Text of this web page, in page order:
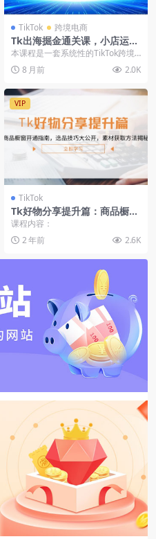
TikTok 跨境电商
Tk出海掘金通关课，小店运
营、直播带货、广告投流，打
通全链路盈利闭环
本课程是一套系统性的TikTok跨境
电商全链路实战教程，旨在帮助学
员从零开始打通...
8 月前 2.0K
VIP
TikTok
Tk好物分享提升篇：商品橱窗
开通指南，选品技巧大公开，
素材获取方法揭秘
课程内容：
2 年前
2.6K